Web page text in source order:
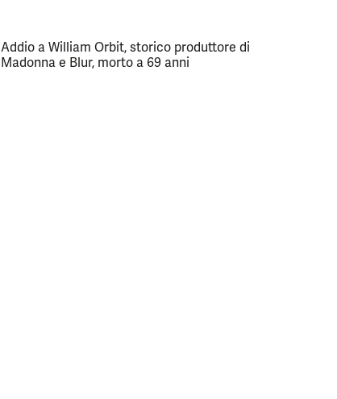
Addio a William Orbit, storico produttore di
Madonna e Blur, morto a 69 anni